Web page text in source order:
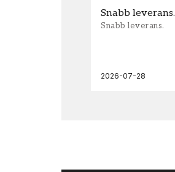
Snabb leverans.
Snabb leverans.
2026-07-28